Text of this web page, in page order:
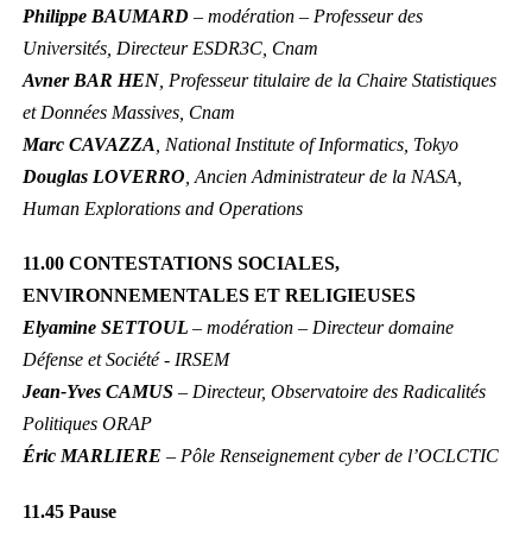
Philippe BAUMARD – modération – Professeur des
Universités, Directeur ESDR3C, Cnam
Avner BAR HEN , Professeur titulaire de la Chaire Statistiques
et Données Massives, Cnam
Marc CAVAZZA
, National Institute of Informatics, Tokyo
Douglas LOVERRO , Ancien Administrateur de la NASA,
Human Explorations and Operations
11.00 CONTESTATIONS SOCIALES,
ENVIRONNEMENTALES ET RELIGIEUSES
Elyamine SETTOUL – modération – Directeur domaine
Défense et Société - IRSEM
Jean-Yves CAMUS – Directeur, Observatoire des Radicalités
Politiques ORAP
Éric MARLIERE – Pôle Renseignement cyber de l’OCLCTIC
11.45 Pause